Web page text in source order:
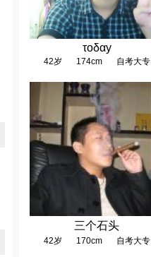
τοδαу
42岁 174cm 自考大专
三个石头
42岁 170cm 自考大专